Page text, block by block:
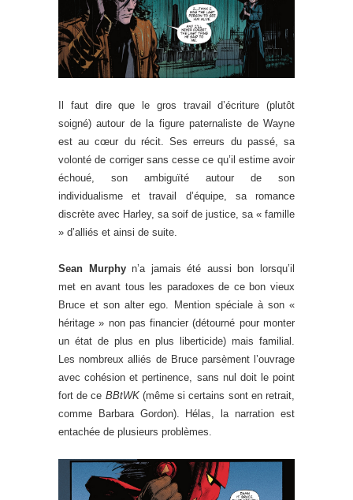
Il faut dire que le gros travail d’écriture (plutôt
soigné) autour de la figure paternaliste de Wayne
est au cœur du récit. Ses erreurs du passé, sa
volonté de corriger sans cesse ce qu’il estime avoir
échoué, son ambiguïté autour de son
individualisme et travail d’équipe, sa romance
discrète avec Harley, sa soif de justice, sa « famille
» d’alliés et ainsi de suite.
Sean Murphyn’a jamais été aussi bon lorsqu’il
met en avant tous les paradoxes de ce bon vieux
Bruce et son alter ego. Mention spéciale à son «
héritage » non pas financier (détourné pour monter
un état de plus en plus liberticide) mais familial.
Les nombreux alliés de Bruce parsèment l’ouvrage
avec cohésion et pertinence, sans nul doit le point
fort de ce BBtWK(même si certains sont en retrait,
comme Barbara Gordon). Hélas, la narration est
entachée de plusieurs problèmes.